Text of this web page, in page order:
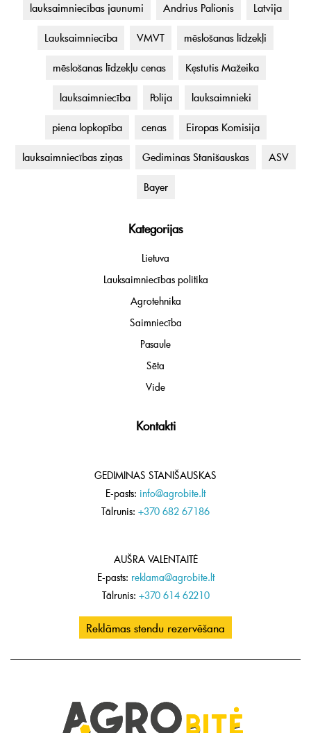
lauksaimniecības jaunumi Andrius Palionis Latvija
Lauksaimniecība VMVT mēslošanas līdzekļi
mēslošanas līdzekļu cenas Kęstutis Mažeika
lauksaimniecība Polija lauksaimnieki
piena lopkopība cenas Eiropas Komisija
lauksaimniecības ziņas Gediminas Stanišauskas ASV
Bayer
Kategorijas
Lietuva
Lauksaimniecības politika
Agrotehnika
Saimniecība
Pasaule
Sēta
Vide
Kontakti
GEDIMINAS STANIŠAUSKAS
E-pasts: info@agrobite.lt
Tālrunis: +370 682 67186
AUŠRA VALENTAITĖ
E-pasts: reklama@agrobite.lt
Tālrunis: +370 614 62210
Reklāmas stendu rezervēšana